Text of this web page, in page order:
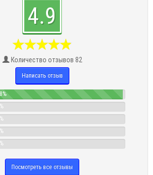
4.9
Количество отзывов 82
Написать отзыв
Посмотреть все отзывы